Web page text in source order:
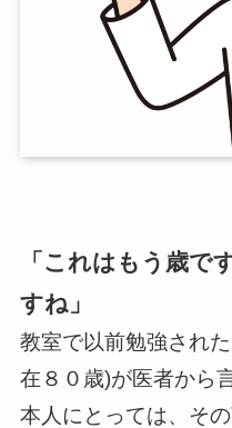
「これはもう歳で
すね」
教室で以前勉強され
在８０歳)が医者から
本人にとっては、そ